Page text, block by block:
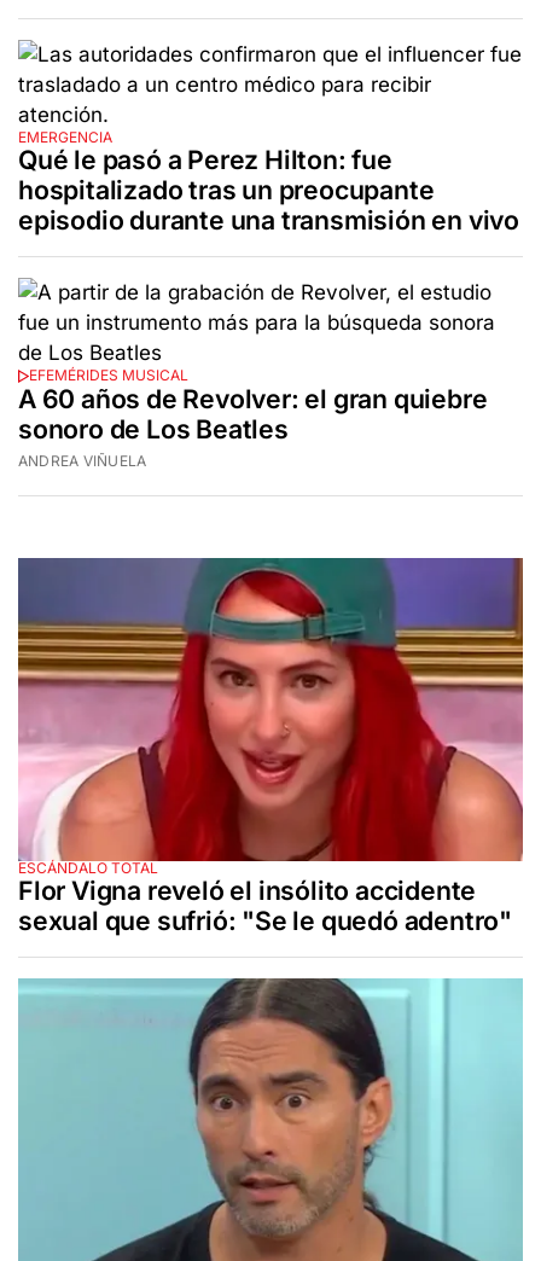
EMERGENCIA
Qué le pasó a Perez Hilton: fue
hospitalizado tras un preocupante
episodio durante una transmisión en vivo
EFEMÉRIDES MUSICAL
A 60 años de Revolver: el gran quiebre
sonoro de Los Beatles
ANDREA VIÑUELA
ESCÁNDALO TOTAL
Flor Vigna reveló el insólito accidente
sexual que sufrió: "Se le quedó adentro"